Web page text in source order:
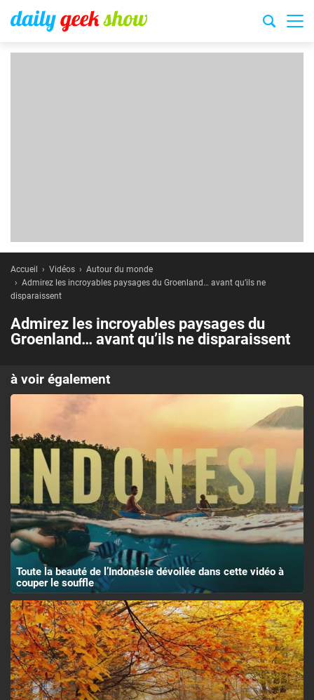
Accueil Vidéos
Autour du monde
Admirez les incroyables paysages du Groenland… avant qu’ils ne
disparaissent
Admirez les incroyables paysages du
Groenland… avant qu’ils ne disparaissent
à voir également
Toute la beauté de l’Indonésie dévoilée dans cette vidéo à
couper le souffle